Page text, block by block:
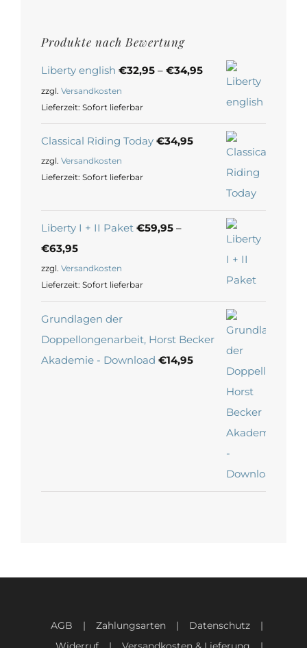
Produkte nach Bewertung
Liberty english €32,95 – €34,95
zzgl. Versandkosten
Lieferzeit: Sofort lieferbar
Classical Riding Today €34,95
zzgl. Versandkosten
Lieferzeit: Sofort lieferbar
Liberty I + II Paket €59,95 –
€63,95
zzgl. Versandkosten
Lieferzeit: Sofort lieferbar
Grundlagen der
Doppellongenarbeit, Horst Becker
Akademie - Download €14,95
AGB Zahlungsarten
Datenschutz